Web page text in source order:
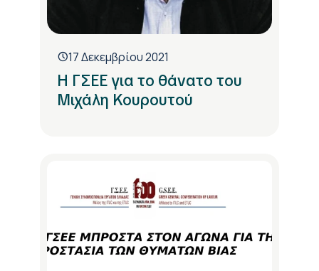
17 Δεκεμβρίου 2021
Η ΓΣΕΕ για το θάνατο του
Μιχάλη Κουρουτού